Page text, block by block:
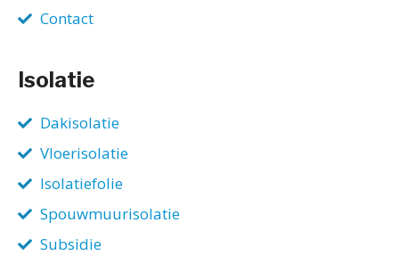
Contact
Isolatie
Dakisolatie
Vloerisolatie
Isolatiefolie
Spouwmuurisolatie
Subsidie